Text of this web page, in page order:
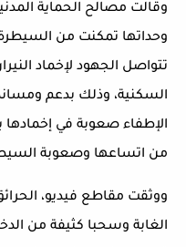
وقالت مصالح الحماية
وحداتها تمكنت من السيطرة
تتواصل الجهود لإخماد
السكنية، وذلك بدعم
الإطفاء صعوبة في
من اتساعها وصعوبة
ووثقت مقاطع فيديو،
الغابة وسحبا كثيفة من